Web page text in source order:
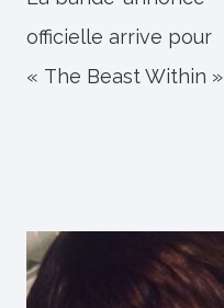
l’article
officielle arrive pour
« The Beast Within »